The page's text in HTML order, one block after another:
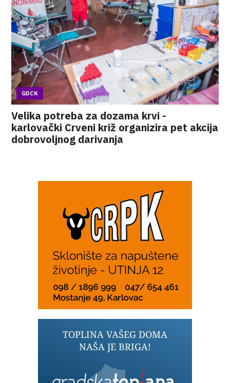
GDCK
Velika potreba za dozama krvi -
karlovački Crveni križ organizira pet akcija
dobrovoljnog darivanja